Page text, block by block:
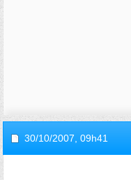
30/10/2007, 09h41